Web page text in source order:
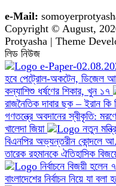
e-Mail:
Copyright © August,
Protyasha | Theme
লিড নিউজ
e-Paper-
হবে পেট্রোল-অকটেন, ডিজেল
কন্যাশিশু ধর্ষণের শিকার, খুন ১৭
রাজনৈতিক দাবার ছক – ইরান কি
গণতন্ত্রে অবদানের স্বীকৃতি:
খালেদা জিয়া
নতুন
বিএনপির অভ্যন্তরীন কোন্দলে
তারেক রহমানকে ঐতিহাসিক
নির্বাচনে বিজয়ী হলেন ৭
বাংলাদেশের নির্বাচন নিয়ে যা বলা